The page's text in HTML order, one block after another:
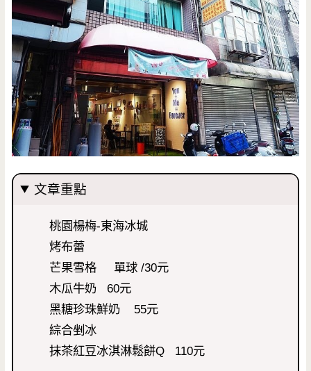
文章重點
桃園楊梅-東海冰城
烤布蕾
芒果雪格 單球 /30元
木瓜牛奶 60元
黑糖珍珠鮮奶 55元
綜合剉冰
抹茶紅豆冰淇淋鬆餅Q 110元